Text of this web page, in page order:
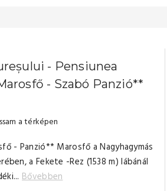
- Pensiunea
- Szabó Panzió**
a térképen
- Panzió** Marosfő a Nagyhagymás
a Fekete -Rez (1538 m) lábánál
Bővebben